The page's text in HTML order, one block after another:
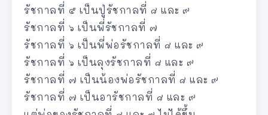
รัชกาลที่ ๕ เป็นปู่รัชกาลที่ ๘ และ ๙
รัชกาลที่ ๖ เป็นพี่รัชกาลที่ ๗
รัชกาลที่ ๖ เป็นพี่พ่อรัชกาลที่ ๘ และ ๙
รัชกาลที่ ๖ เป็นลุงรัชกาลที่ ๘ และ ๙
รัชกาลที่ ๗ เป็นน้องพ่อรัชกาลที่ ๘ และ ๙
รัชกาลที่ ๗ เป็นอารัชกาลที่ ๘ และ ๙